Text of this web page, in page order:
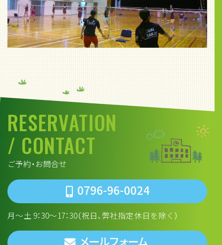
RESERVATION
/ CONTACT
ご予約・お問合せ
0796-96-0024
月～土 9：30～17：30（祝日、弊社指定休日を除く）
メールフォーム